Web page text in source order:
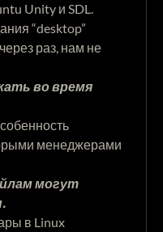
Unity и SDL.
“desktop”
раз, нам не
во время
менеджерами
могут
в Linux